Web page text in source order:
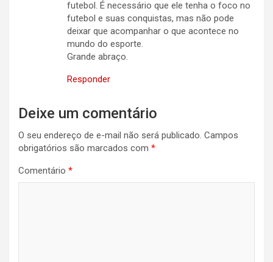
futebol. É necessário que ele tenha o foco no
futebol e suas conquistas, mas não pode
deixar que acompanhar o que acontece no
mundo do esporte.
Grande abraço.
Responder
Deixe um comentário
O seu endereço de e-mail não será publicado. Campos
obrigatórios são marcados com *
Comentário *